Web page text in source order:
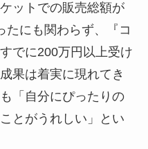
ットでの販売総額が
たにも関わらず、『コ
でに200万円以上受け
果は着実に現れてき
「自分にぴったりの
とがうれしい」とい